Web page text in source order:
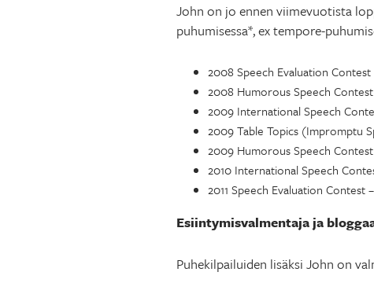
John on jo ennen viimevuotista
puhumisessa*, ex tempore-
2008 Speech Evaluation Contest
2008 Humorous Speech
2009 International Speech
2009 Table Topics (Impromptu
2009 Humorous Speech
2010 International Speech
2011 Speech Evaluation Contest
Esiintymisvalmentaja ja
Puhekilpailuiden lisäksi John on